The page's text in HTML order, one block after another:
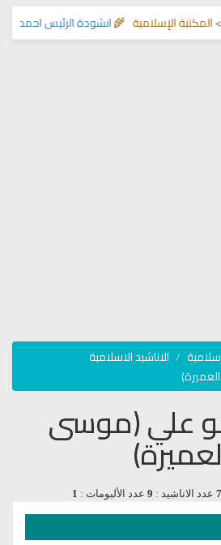
انشودة الرئيس احمد الشرع الإسلامية 🌾
الاناشيد الاسلامية
علي (موسى
عدد الاناشيد : 9 عدد الألبومات : 1